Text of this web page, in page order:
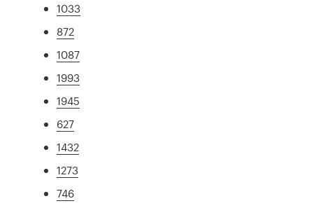
1033
872
1087
1993
1945
627
1432
1273
746